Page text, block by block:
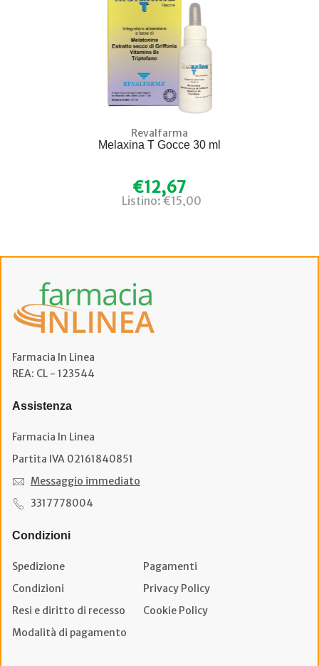
Revalfarma
Melaxina T Gocce 30 ml
€12,67
Listino: €15,00
Farmacia In Linea
REA: CL - 123544
Assistenza
Farmacia In Linea
Partita IVA 02161840851
Messaggio immediato
3317778004
Condizioni
Spedizione
Pagamenti
Condizioni
Privacy Policy
Resi e diritto di recesso
Cookie Policy
Modalità di pagamento